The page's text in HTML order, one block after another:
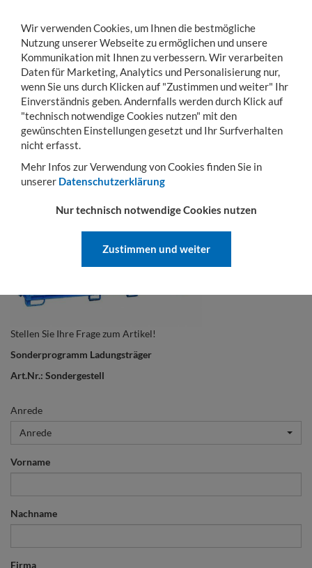
Toggle
navigation
MENÜ KONTO WARENKORB
FRAGE ZUM PRODUKT
Stellen Sie Ihre Frage zum Artikel!
Sonderprogramm Ladungsträger
Art.Nr.: Sondergestell
Anrede
Anrede
Vorname
Nachname
Firma
Wir verwenden Cookies, um Ihnen die bestmögliche
Nutzung unserer Webseite zu ermöglichen und unsere
Kommunikation mit Ihnen zu verbessern. Wir verarbeiten
Daten für Marketing, Analytics und Personalisierung nur,
wenn Sie uns durch Klicken auf "Zustimmen und weiter" Ihr
Einverständnis geben. Andernfalls werden durch Klick auf
"technisch notwendige Cookies nutzen" mit den
gewünschten Einstellungen gesetzt und Ihr Surfverhalten
nicht erfasst.
Mehr Infos zur Verwendung von Cookies finden Sie in
unserer Datenschutzerklärung
Nur technisch notwendige Cookies nutzen
Zustimmen und weiter